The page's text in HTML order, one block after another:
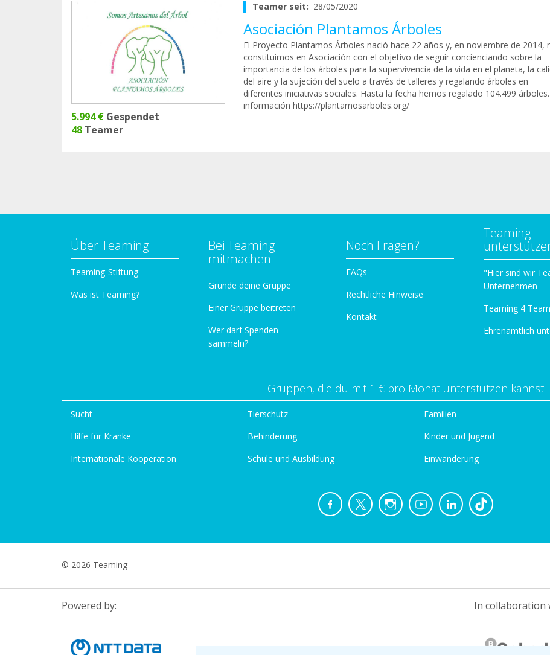
5.994 € Gespendet
48 Teamer
Teamer seit: 28/05/2020
Asociación Plantamos Árboles
El Proyecto Plantamos Árboles nació hace 22 años y, en noviembre de 2014,
constituimos en Asociación con el objetivo de seguir concienciando sobre la
importancia de los árboles para la supervivencia de la vida en el planeta, la
del aire y la sujeción del suelo a través de talleres y regalando árboles en
diferentes iniciativas sociales. Hasta la fecha hemos regalado 104.499
información https://plantamosarboles.org/
Über Teaming
Teaming-Stiftung
Was ist Teaming?
Bei Teaming
mitmachen
Gründe deine Gruppe
Einer Gruppe beitreten
Wer darf Spenden
sammeln?
Noch Fragen?
FAQs
Rechtliche Hinweise
Kontakt
Teaming
"Hier sind wir
Unternehmen
Teaming 4
Ehrenamtlich
Gruppen, die du mit 1 € pro Monat unterstützen kannst
Sucht
Hilfe für Kranke
Internationale Kooperation
Tierschutz
Behinderung
Schule und Ausbildung
Familien
Kinder und Jugend
Einwanderung
© 2026 Teaming
Powered by: In collaboration